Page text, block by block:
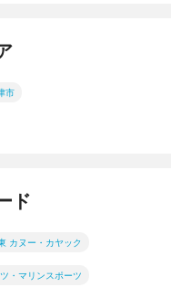
市
ド
カヌー・カヤック
・マリンスポーツ